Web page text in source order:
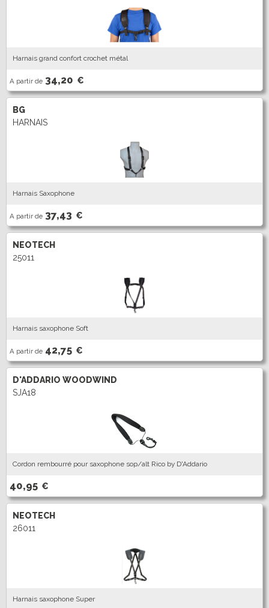
Harnais grand confort crochet métal
A partir de 34,20 €
BG
HARNAIS
Harnais Saxophone
A partir de 37,43 €
NEOTECH
25011
Harnais saxophone Soft
A partir de 42,75 €
D'ADDARIO WOODWIND
SJA18
Cordon rembourré pour saxophone sop/alt Rico by D'Addario
40,95 €
NEOTECH
26011
Harnais saxophone Super